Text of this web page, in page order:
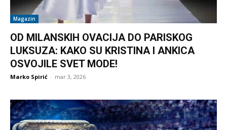
Magazin
OD MILANSKIH OVACIJA DO PARISKOG
LUKSUZA: KAKO SU KRISTINA I ANKICA
OSVOJILE SVET MODE!
Marko Spirić - mar 3, 2026